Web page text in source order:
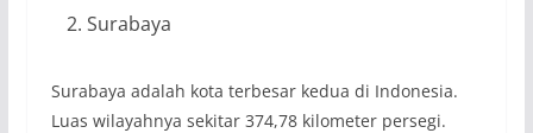
Surabaya
Surabaya adalah kota terbesar kedua di Indonesia.
Luas wilayahnya sekitar 374,78 kilometer persegi.